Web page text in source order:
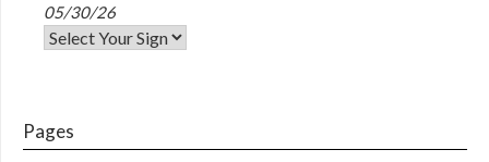
05/30/26
Pages